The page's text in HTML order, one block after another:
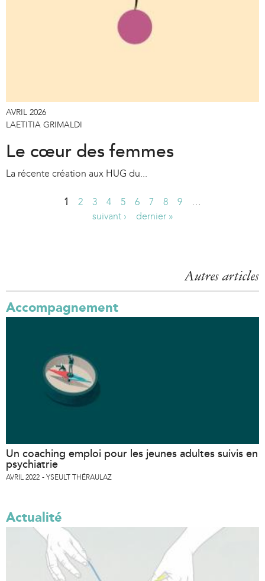
AVRIL 2026
LAETITIA GRIMALDI
Le cœur des femmes
La récente création aux HUG du...
s
1 2 3 4 5 6 7 8 9
…
suivant ›
dernier »
Autres articles
Accompagnement
Un coaching emploi pour les jeunes adultes suivis en
psychiatrie
AVRIL 2022 YSEULT THÉRAULAZ
Actualité